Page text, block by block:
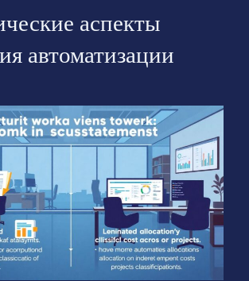
аспекты
автоматизации